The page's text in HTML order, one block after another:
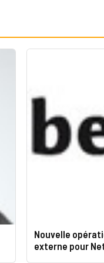
Nouvelle
externe pour